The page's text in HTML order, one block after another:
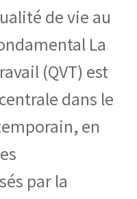
de vie au
La
(QVT) est
dans le
en
par la